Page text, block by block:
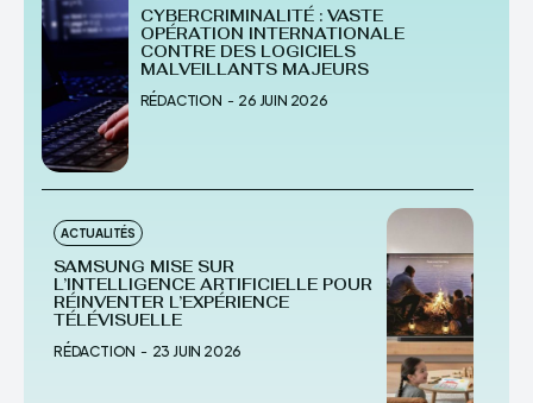
CYBERCRIMINALITÉ : VASTE
OPÉRATION INTERNATIONALE
CONTRE DES LOGICIELS
MALVEILLANTS MAJEURS
RÉDACTION - 26 JUIN 2026
ACTUALITÉS
SAMSUNG MISE SUR
L’INTELLIGENCE ARTIFICIELLE POUR
RÉINVENTER L’EXPÉRIENCE
TÉLÉVISUELLE
RÉDACTION - 23 JUIN 2026